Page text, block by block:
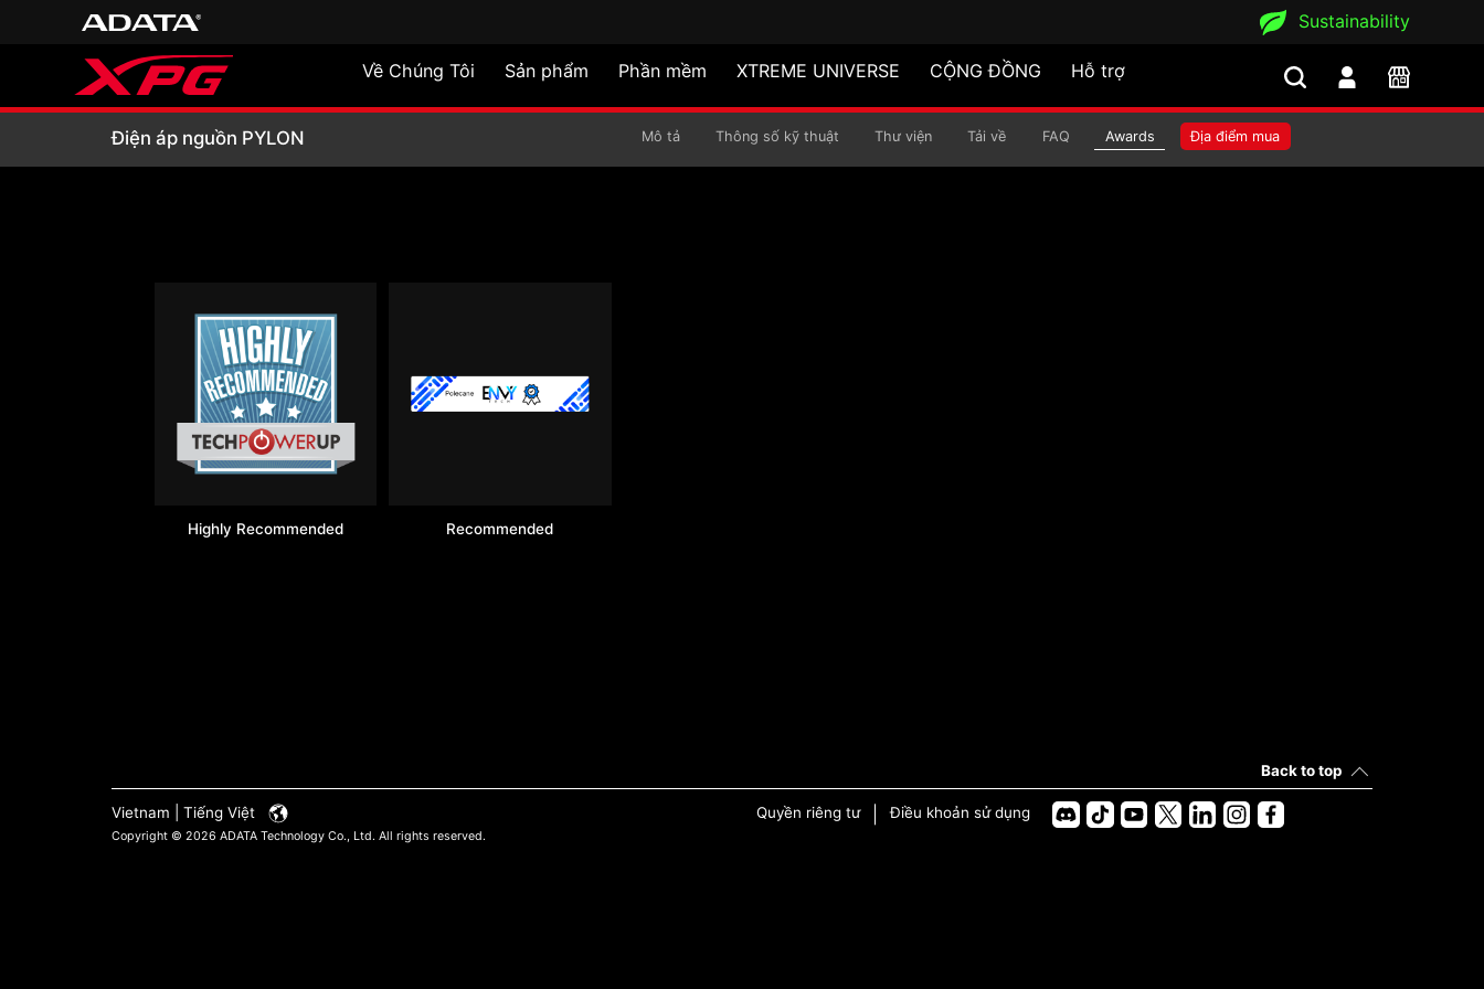
Sustainability
Về Chúng Tôi Sản phẩm Phần mềm XTREME UNIVERSE CỘNG ĐỒNG Hỗ trợ
Điện áp nguồn PYLON
Điện áp nguồn PYLON Mô tả Thông số kỹ thuật Thư viện Tải về FAQ Awards Địa điểm mua
Highly Recommended Recommended
Back to top
Vietnam | Tiếng Việt Quyền riêng tư Điều khoản sử dụng
Copyright © 2026 ADATA Technology Co., Ltd. All rights reserved.